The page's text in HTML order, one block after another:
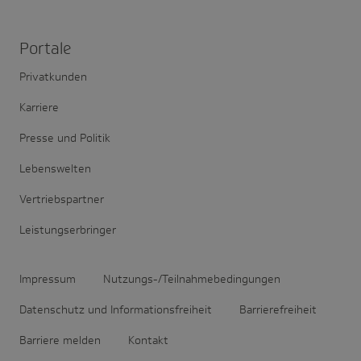
Portale
Privatkunden
Karriere
Presse und Politik
Lebenswelten
Vertriebspartner
Leistungserbringer
Impressum Nutzungs-/Teilnahmebedingungen
Datenschutz und Informationsfreiheit Barrierefreiheit
Barriere melden Kontakt